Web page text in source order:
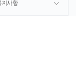
지사항